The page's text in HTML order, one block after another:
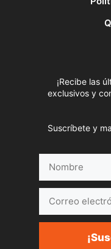
¡Recibe las
exclusivos y
Suscríbete y
electrónico